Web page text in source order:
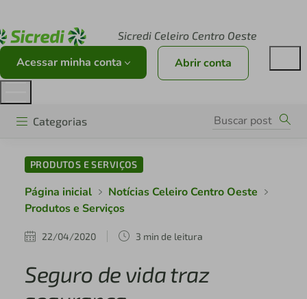
Sicredi Celeiro Centro Oeste
Acessar minha conta Abrir conta
Categorias
PRODUTOS E SERVIÇOS
Página inicial
Notícias Celeiro Centro Oeste
Produtos e Serviços
22/04/2020 3 min de leitura
Seguro de vida traz